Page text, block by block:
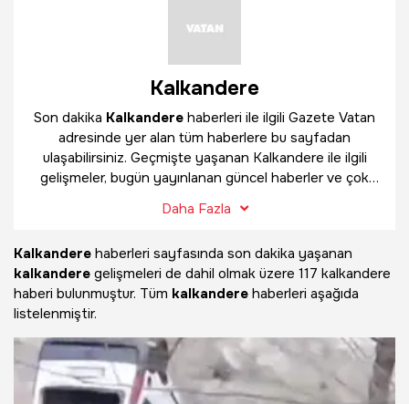
Kalkandere
Son dakika Kalkandere haberleri ile ilgili Gazete Vatan
adresinde yer alan tüm haberlere bu sayfadan
ulaşabilirsiniz. Geçmişte yaşanan Kalkandere ile ilgili
gelişmeler, bugün yayınlanan güncel haberler ve çok
bulabilirsiniz.
Daha Fazla
Kalkandere haberleri sayfasında son dakika yaşanan
kalkandere gelişmeleri de dahil olmak üzere 117 kalkandere
haberi bulunmuştur. Tüm kalkandere haberleri aşağıda
listelenmiştir.